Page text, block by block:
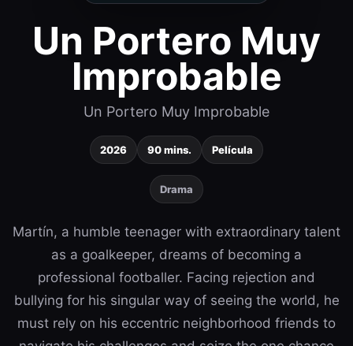
Un Portero Muy
Improbable
Un Portero Muy Improbable
2026 90 mins. Película
Drama
Martín, a humble teenager with extraordinary talent
as a goalkeeper, dreams of becoming a
professional footballer. Facing rejection and
bullying for his singular way of seeing the world, he
must rely on his eccentric neighborhood friends to